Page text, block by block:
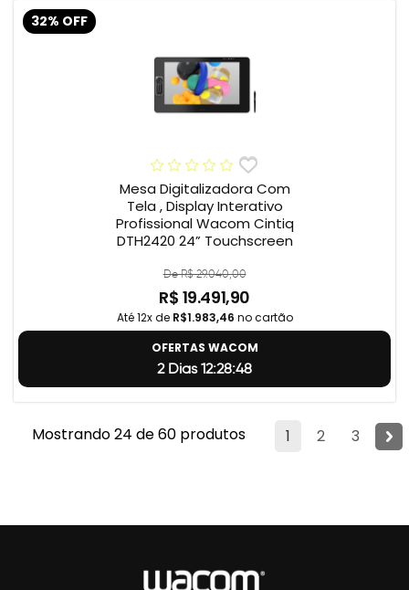
32% OFF
Mesa Digitalizadora Com
Tela , Display Interativo
Profissional Wacom Cintiq
DTH2420 24” Touchscreen
De R$ 29.040,00
R$ 19.491,90
Até 12x de R$1.983,46 no cartão
OFERTAS WACOM
2 Dias 12:28:47
1 2 3
Mostrando 24 de 60 produtos